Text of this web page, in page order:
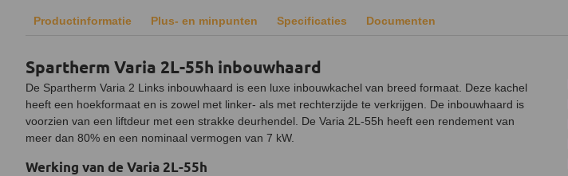
Productinformatie Plus- en minpunten Specificaties Documenten
Spartherm Varia 2L-55h inbouwhaard
De Spartherm Varia 2 Links inbouwhaard is een luxe inbouwkachel van breed formaat. Deze kachel
heeft een hoekformaat en is zowel met linker- als met rechterzijde te verkrijgen. De inbouwhaard is
voorzien van een liftdeur met een strakke deurhendel. De Varia 2L-55h heeft een rendement van
meer dan 80% en een nominaal vermogen van 7 kW.
Werking van de Varia 2L-55h